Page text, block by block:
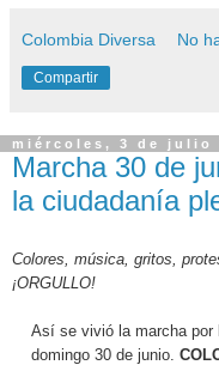
Colombia Diversa No
Compartir
miércoles, 3 de julio
Marcha 30 de
la ciudadanía
Colores, música, gritos,
¡ORGULLO!
Así se vivió la marcha por
domingo 30 de junio.